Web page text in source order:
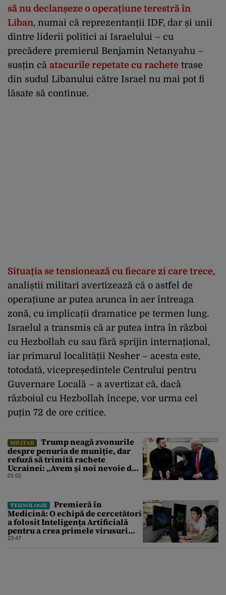
să nu declanșeze o operațiune terestră în
Liban, numai că reprezentanții IDF, dar și unii
dintre liderii politici ai Israelului – cu
precădere premierul Benjamin Netanyahu –
susțin că atacurile repetate cu rachete trase
din sudul Libanului către Israel nu mai pot fi
lăsate să continue.
Situația se tensionează cu fiecare zi care trece,
analiștii militari avertizează că o astfel de
operațiune ar putea arunca în aer întreaga
zonă, cu implicații dramatice pe termen lung.
Israelul a transmis că ar putea intra în război
cu Hezbollah cu sau fără sprijin internațional,
iar primarul localității Nesher – acesta este,
totodată, vicepreședintele Centrului pentru
Guvernare Locală – a avertizat că, dacă
războiul cu Hezbollah începe, vor urma cel
puțin 72 de ore critice.
MILITAR
Trump neagă zvonurile
despre penuria de muniție, dar
refuză să trimită rachete
Ucrainei: „Avem și noi nevoie de
rachete”
01:02
TEHNOLOGIE
Premieră în
Medicină: O echipă de cercetători
a folosit Inteligența Artificială
pentru a crea primele virusuri
sintetice la tratarea de E.coli
23:47